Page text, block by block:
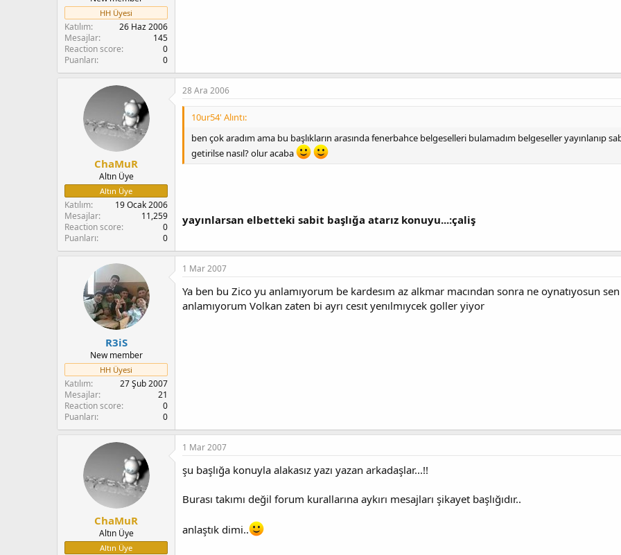
HH Üyesi
Katılım
26 Haz 2006
Mesajlar
145
Reaction score
0
Puanları
0
ChaMuR
Altın Üye
Altın Üye
Katılım
19 Ocak 2006
Mesajlar
11,259
Reaction score
0
Puanları
0
28 Ara 2006
10ur54' Alıntı:
ben çok aradım ama bu başlıkların arasında fenerbahce belgeselleri bulamadım belgeseller yayınlanıp
getirilse nasıl? olur acaba
yayınlarsan elbetteki sabit başlığa atarız konuyu...:çaliş
R3iS
New member
HH Üyesi
Katılım
27 Şub 2007
Mesajlar
21
Reaction score
0
Puanları
0
1 Mar 2007
Ya ben bu Zico yu anlamıyorum be kardesım az alkmar macından sonra ne oynatıyosun
anlamıyorum Volkan zaten bi ayrı cesıt yenılmıycek goller yiyor
ChaMuR
Altın Üye
Altın Üye
1 Mar 2007
şu başlığa konuyla alakasız yazı yazan arkadaşlar...!!
Burası takımı değil forum kurallarına aykırı mesajları şikayet başlığıdır..
anlaştık dimi..